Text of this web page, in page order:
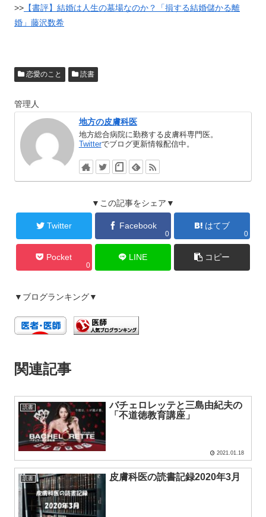
>> 【書評】結婚は人生の墓場なのか？「損する結婚儲かる離
婚」藤沢数希
恋愛のこと 読書
管理人
地方の皮膚科医
地方総合病院に勤務する皮膚科専門医。
Twitterでブログ更新情報配信中。
▼この記事をシェア▼
Twitter Facebook
0
はてブ
0
Pocket
0
LINE コピー
▼ブログランキング▼
関連記事
読書
バチェロレッテと三島由紀夫の
「不道徳教育講座」
2021.01.18
読書 皮膚科医の読書記録2020年3月